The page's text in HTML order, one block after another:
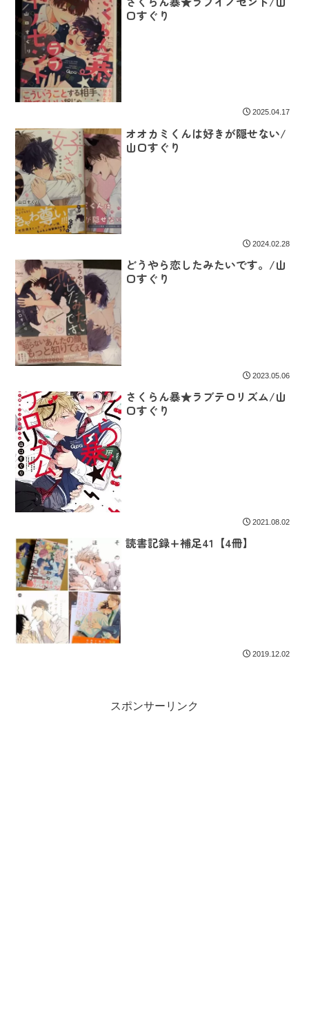
口すぐり
2025.04.17
オオカミくんは好きが隠せない/
山口すぐり
2024.02.28
どうやら恋したみたいです。/山
口すぐり
2023.05.06
さくらん暴★ラブテロリズム/山
口すぐり
2021.08.02
読書記録+補足41【4冊】
2019.12.02
スポンサーリンク